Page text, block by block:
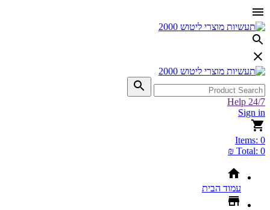
Help 24/7
Sign in
Items: 0
Total: 0 ₪
עמוד הבית